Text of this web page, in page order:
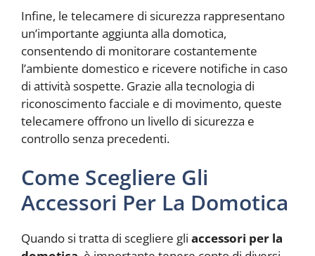
Infine, le telecamere di sicurezza rappresentano
un’importante aggiunta alla domotica,
consentendo di monitorare costantemente
l’ambiente domestico e ricevere notifiche in caso
di attività sospette. Grazie alla tecnologia di
riconoscimento facciale e di movimento, queste
telecamere offrono un livello di sicurezza e
controllo senza precedenti.
Come Scegliere Gli
Accessori Per La Domotica
Quando si tratta di scegliere gli accessori per la